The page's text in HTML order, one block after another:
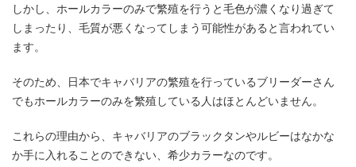
しかし、ホールカラーのみで繁殖を行うと毛色が濃くなり過ぎて
しまったり、毛質が悪くなってしまう可能性があると言われてい
ます。
そのため、日本でキャバリアの繁殖を行っているブリーダーさん
でもホールカラーのみを繁殖している人はほとんどいません。
これらの理由から、キャバリアのブラックタンやルビーはなかな
か手に入れることのできない、希少カラーなのです。